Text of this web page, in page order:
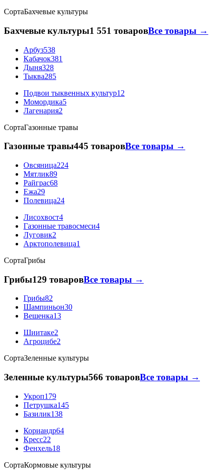
СортаБахчевые культуры
Бахчевые культуры1 551 товаровВсе товары →
Арбуз538
Кабачок381
Дыня328
Тыква285
Подвои тыквенных культур12
Момордика5
Лагенария2
СортаГазонные травы
Газонные травы445 товаровВсе товары →
Овсяница224
Мятлик89
Райграс68
Ежа29
Полевица24
Лисохвост4
Газонные травосмеси4
Луговик2
Арктополевица1
СортаГрибы
Грибы129 товаровВсе товары →
Грибы82
Шампиньон30
Вешенка13
Шиитаке2
Агроцибе2
СортаЗеленные культуры
Зеленные культуры566 товаровВсе товары →
Укроп179
Петрушка145
Базилик138
Кориандр64
Кресс22
Фенхель18
СортаКормовые культуры